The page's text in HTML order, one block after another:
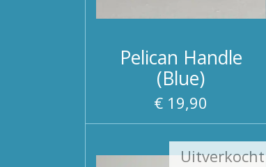
Pelican Handle
(Blue)
€ 19,90
Uitverkocht